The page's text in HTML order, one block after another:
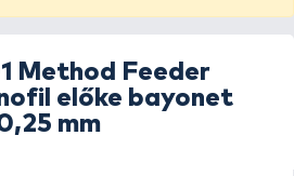
Method Feeder
előke bayonet
mm